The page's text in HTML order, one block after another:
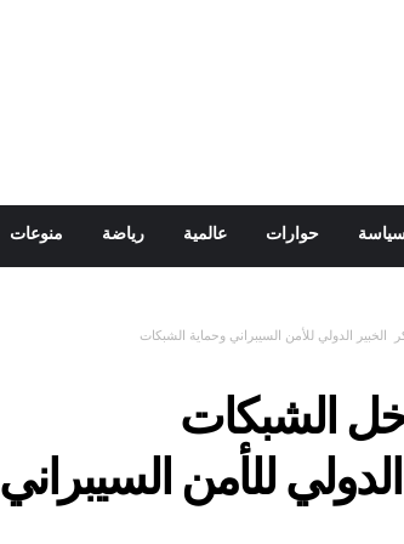
حوارات عالمية رياضة منوعات
الدولي للأمن السيبراني وحماية الشبكات
الشبكات
للأمن السيبراني